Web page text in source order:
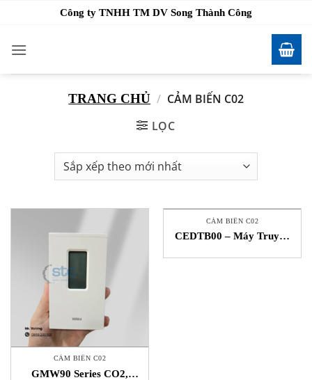
nội
dung
Công ty TNHH TM DV Song Thành Công
TRANG CHỦ / CẢM BIẾN C02
LỌC
CẢM BIẾN C02
GMW90 Series CO2,
CẢM BIẾN C02
CEDTB00 – Máy Truyền